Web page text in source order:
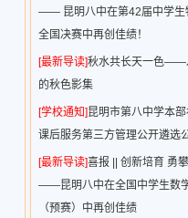
—— 昆明八中在第42届中学生
全国决赛中再创佳绩！
[最新导读]秋水共长天一色——
的秋色影集
[学校通知]昆明市第八中学本
课后服务第三方管理公开遴选
[最新导读]喜报 || 创新培育 勇
——昆明八中在全国中学生数
（预赛）中再创佳绩